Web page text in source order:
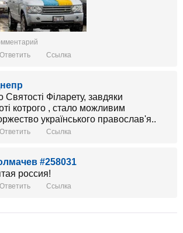
Ответить Ссылка
Філарету, завдяки
котрого , стало можливим
українського православ'я..
Ответить Ссылка
#258031
россия!
Ответить Ссылка